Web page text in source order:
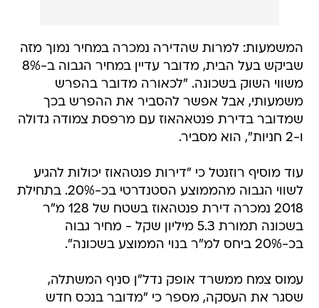
המשמעות: למרות שהדירה נמכרה במחיר נמוך מזה
שביקש בעל הבית, מדובר עדיין במחיר הגבוה ב-8%
משווי השוק בשכונה. "לכאורה מדובר בהפרש
משמעותי, אבל אפשר להסביר את ההפרש בכך
שמדובר בדירת פנטאהאוז עם מרפסת צמודה גדולה
ו-2 חניות", הוא מסביר.
עוד מוסיף רוזנטל כי "דירות פנטהאוז יכולות להגיע
לשווי הגבוה מהממוצע הסטנדרטי בכ-20%. בתחילת
2018 נמכרה דירת פנטהאוז בשטח של 128 מ"ר
בשכונה תמורת 5.3 מיליון שקל - מחיר גבוה
בכ-20% ביחס למ"ר בנוי הממוצע בשכונה".
עמוס צמח ממשרד אופק נדל"ן סניף המשתלה,
שסגר את העסקה, מספר כי "מדובר בנכס חדש